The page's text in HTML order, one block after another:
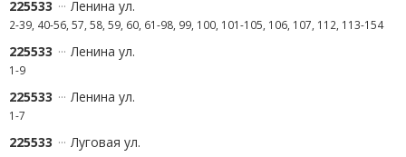
225533 Ленина ул.
2-39, 40-56, 57, 58, 59, 60, 61-98, 99, 100, 101-105, 106, 107, 112, 113-154
225533 Ленина ул.
1-9
225533 Ленина ул.
1-7
225533 Луговая ул.